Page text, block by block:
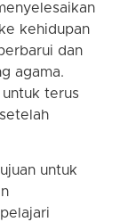
kehidupan
dan
agama.
terus
untuk